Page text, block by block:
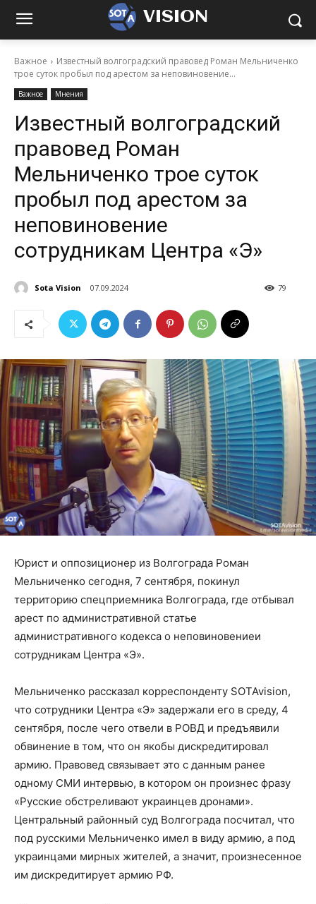
VISION
Важное
Известный волгоградский правовед Роман Мельниченко
трое суток пробыл под арестом за неповиновение...
Важное Мнения
Известный волгоградский
правовед Роман
Мельниченко трое суток
пробыл под арестом за
неповиновение
сотрудникам Центра «Э»
Sota Vision 07.09.2024 79
Юрист и оппозиционер из Волгограда Роман
Мельниченко сегодня, 7 сентября, покинул
территорию спецприемника Волгограда, где отбывал
арест по административной статье
административного кодекса о неповиновениеи
сотрудникам Центра «Э».
Мельниченко рассказал корреспонденту SOTAvision,
что сотрудники Центра «Э» задержали его в среду, 4
сентября, после чего отвели в РОВД и предъявили
обвинение в том, что он якобы дискредитировал
армию. Правовед связывает это с данным ранее
одному СМИ интервью, в котором он произнес фразу
«Русские обстреливают украинцев дронами».
Центральный районный суд Волгограда посчитал, что
под русскими Мельниченко имел в виду армию, а под
украинцами мирных жителей, а значит, произнесенное
им дискредитирует армию РФ.